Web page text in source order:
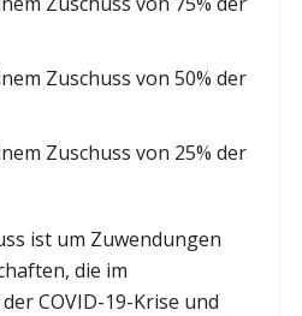
Zuschuss von 50% der
Zuschuss von 25% der
ist um Zuwendungen
die im
COVID-19-Krise und